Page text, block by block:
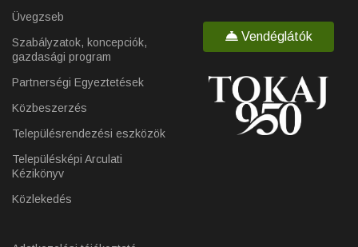
Üvegzseb
Szabályzatok, koncepciók,
gazdasági program
Partnerségi Egyeztetések
Közbeszerzés
Településrendezési eszközök
Településképi Arculati
Kézikönyv
Közlekedés
Vendéglátók